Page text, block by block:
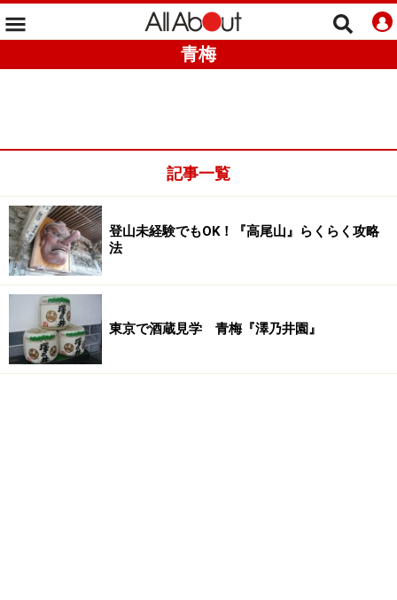
青梅
記事一覧
登山未経験でもOK！『高尾山』らくらく攻略
法
東京で酒蔵見学 青梅『澤乃井園』